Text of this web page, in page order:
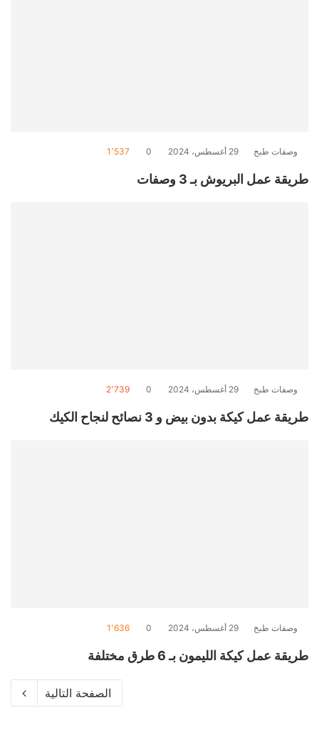
وصفات طبخ 29 أغسطس، 2024 0 1٬537
طريقة عمل البريوش بـ 3 وصفات
وصفات طبخ 29 أغسطس، 2024 0 2٬739
طريقة عمل كيكة بدون بيض و 3 نصائح لنجاح الكيك
وصفات طبخ 29 أغسطس، 2024 0 1٬636
طريقة عمل كيكة الليمون بـ 6 طرق مختلفة
الصفحة التالية